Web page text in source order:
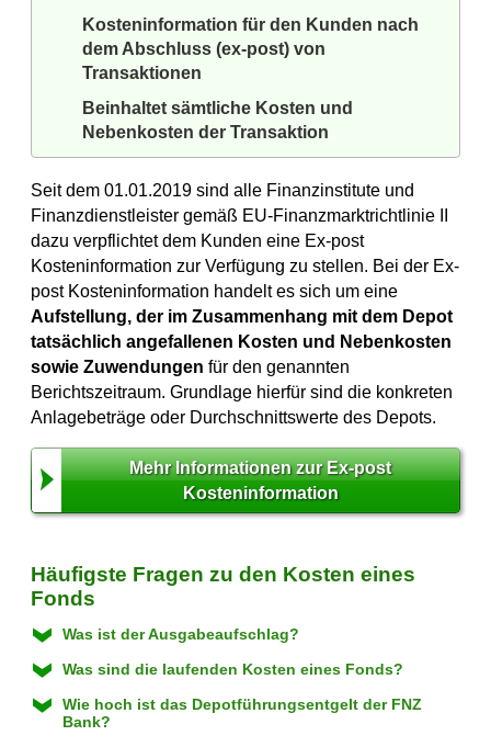
Kosteninformation für den Kunden nach
dem Abschluss (ex-post) von
Transaktionen
Beinhaltet sämtliche Kosten und
Nebenkosten der Transaktion
Seit dem 01.01.2019 sind alle Finanzinstitute und
Finanzdienstleister gemäß EU-Finanzmarktrichtlinie II
dazu verpflichtet dem Kunden eine Ex-post
Kosteninformation zur Verfügung zu stellen. Bei der Ex-
post Kosteninformation handelt es sich um eine
Aufstellung, der im Zusammenhang mit dem Depot
tatsächlich angefallenen Kosten und Nebenkosten
sowie Zuwendungen für den genannten
Berichtszeitraum. Grundlage hierfür sind die konkreten
Anlagebeträge oder Durchschnittswerte des Depots.
Mehr Informationen zur Ex-post
Kosteninformation
Häufigste Fragen zu den Kosten eines
Fonds
Was ist der Ausgabeaufschlag?
Was sind die laufenden Kosten eines Fonds?
Wie hoch ist das Depotführungsentgelt der FNZ
Bank?